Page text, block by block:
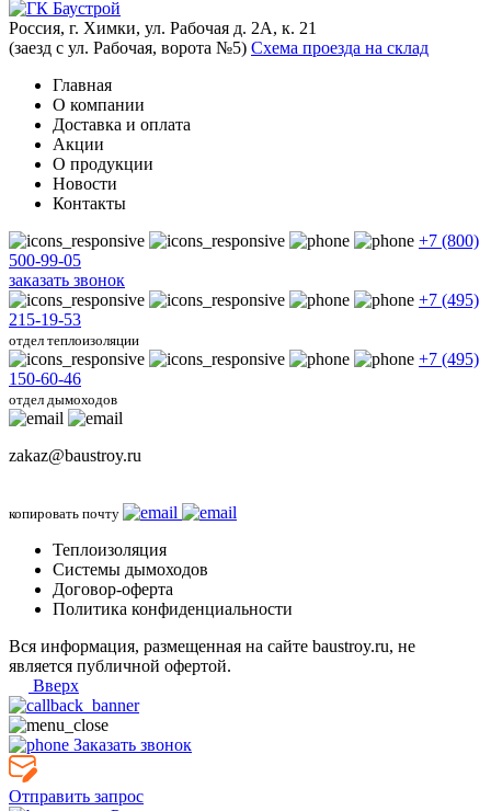
Россия, г. Химки, ул. Рабочая д. 2А, к. 21
(заезд с ул. Рабочая, ворота №5) Схема проезда на склад
Главная
О компании
Доставка и оплата
Акции
О продукции
Новости
Контакты
+7 (800)
500-99-05
заказать звонок
+7 (495)
215-19-53
отдел теплоизоляции
+7 (495)
150-60-46
отдел дымоходов
zakaz@baustroy.ru
копировать почту
Теплоизоляция
Системы дымоходов
Договор-оферта
Политика конфиденциальности
Вся информация, размещенная на сайте baustroy.ru, не
является публичной офертой.
Вверх
Заказать звонок
Отправить запрос